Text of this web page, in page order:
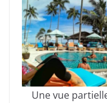
Une vue